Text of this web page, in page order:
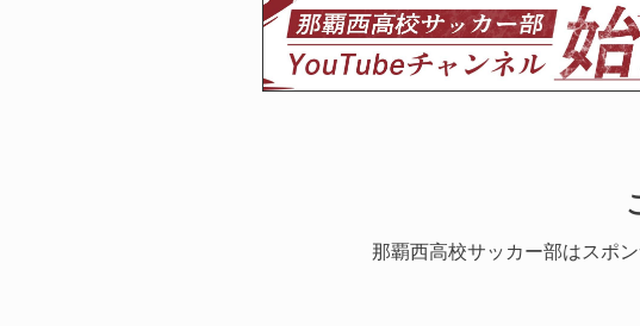
那覇西高校サッカー部はスポ